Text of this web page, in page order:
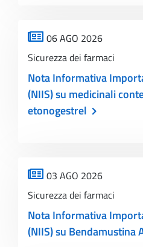
06 AGO 2026
Sicurezza dei farmaci
Nota Informativa
(NIIS) su medicinali
etonogestrel
03 AGO 2026
Sicurezza dei farmaci
Nota Informativa
(NIIS) su Bendamustina